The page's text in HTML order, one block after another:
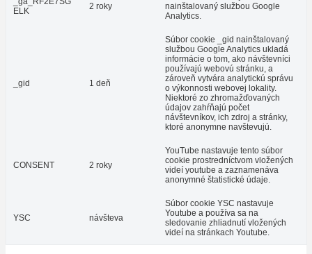
ELK
2 roky
nainštalovaný službou Google
Analytics.
_gid 1 deň
Súbor cookie _gid nainštalovaný
službou Google Analytics ukladá
informácie o tom, ako návštevníci
používajú webovú stránku, a
zároveň vytvára analytickú správu
o výkonnosti webovej lokality.
Niektoré zo zhromažďovaných
údajov zahŕňajú počet
návštevníkov, ich zdroj a stránky,
ktoré anonymne navštevujú.
CONSENT 2 roky
YouTube nastavuje tento súbor
cookie prostredníctvom vložených
videí youtube a zaznamenáva
anonymné štatistické údaje.
YSC návšteva
Súbor cookie YSC nastavuje
Youtube a používa sa na
sledovanie zhliadnutí vložených
videí na stránkach Youtube.